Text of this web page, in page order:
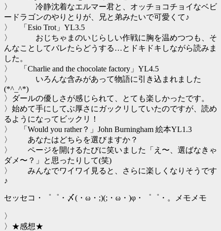
〉 冷静沈着なエルマー君と、オッチョコチョイなベビ
ードラゴンのやりとりが、兄と弟みたいで可愛くて♪
〉 「Esio Trot」YL3.5
〉 おじちゃまのいじらしい作戦に胸を温めつつも、そ
んなことしてバレたらどうする…とドキドキしながら読みま
した。
〉 「Charlie and the chocolate factory」YL4.5
〉 いろんな含みがあって物語に引き込まれました
(*^_^*)
〉ダールの優しさが感じられて、とても楽しかったです。
〉始めて手にしてぶ厚さにガックリしていたのですが、読め
るようになってビックリ！
〉 「Would you rather？」John Burningham 絵本YL1.3
〉 あなたはどちらを選びますか？
〉 ページを開けるたびに笑いました「え〜、選ばなきゃ
ダメ〜？」と思ったりして(笑)
〉 みんなでワイワイ見ると、さらに楽しくなりそうです
♪
セッセコ・゜゜・〆(・ω・;)(;・ω・)φ・゜゜・。メモメモ
〉
〉★感想★